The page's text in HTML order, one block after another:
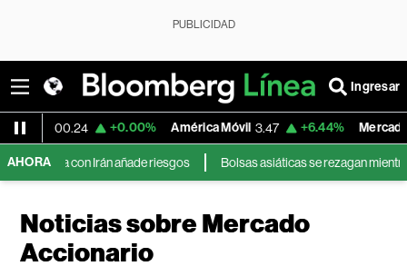
PUBLICIDAD
Ingresar
+0.00% América Móvil 3.47 +6.44% MercadoLibre 1,900.47
AHORA
añade riesgos Bolsas asiáticas se rezagan mientras los mercados
Noticias sobre Mercado
Accionario